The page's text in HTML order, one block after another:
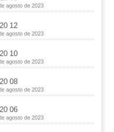
agosto de 2023
12
agosto de 2023
10
agosto de 2023
08
agosto de 2023
06
agosto de 2023